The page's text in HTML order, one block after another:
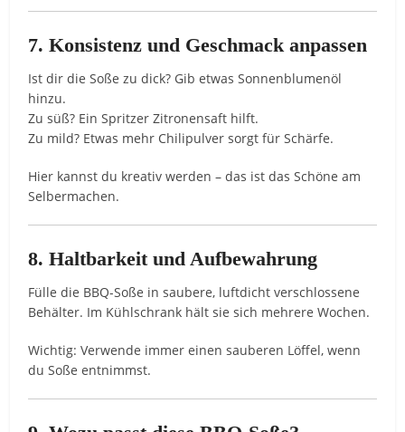
7. Konsistenz und Geschmack anpassen
Ist dir die Soße zu dick? Gib etwas Sonnenblumenöl
hinzu.
Zu süß? Ein Spritzer Zitronensaft hilft.
Zu mild? Etwas mehr Chilipulver sorgt für Schärfe.
Hier kannst du kreativ werden – das ist das Schöne am
Selbermachen.
8. Haltbarkeit und Aufbewahrung
Fülle die BBQ-Soße in saubere, luftdicht verschlossene
Behälter. Im Kühlschrank hält sie sich mehrere Wochen.
Wichtig: Verwende immer einen sauberen Löffel, wenn
du Soße entnimmst.